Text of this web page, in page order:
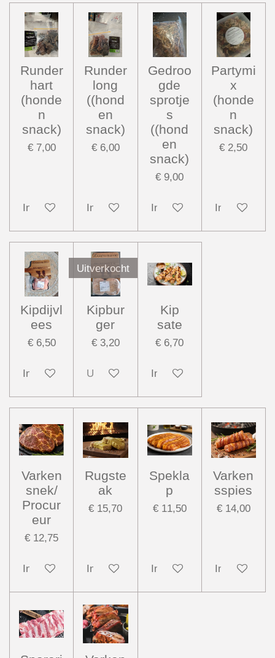
Runder
hart
(honde
n
snack)
€ 7,00
In winkelwagen
Runder
long
((hond
en
snack)
€ 6,00
In winkelwagen
Gedroo
gde
sprotje
s
((hond
en
snack)
€ 9,00
In winkelwagen
Partymi
x
(honde
n
snack)
€ 2,50
In
Kipdijvl
ees
€ 6,50
In winkelwagen
Uitverkocht
Kipbur
ger
€ 3,20
Uitverkocht
Kip
sate
€ 6,70
In winkelwagen
Varken
snek/
Procur
eur
€ 12,75
In winkelwagen
Rugste
ak
€ 15,70
In winkelwagen
Spekla
p
€ 11,50
In winkelwagen
Varken
sspies
€ 14,00
In